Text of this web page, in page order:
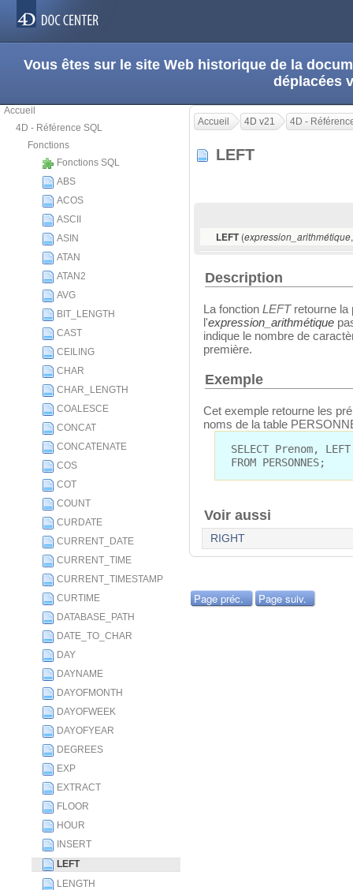
Vous êtes sur le site Web historique de la
déplacées
Accueil
4D - Référence SQL
Fonctions
Fonctions SQL
ABS
ACOS
ASCII
ASIN
ATAN
ATAN2
AVG
BIT_LENGTH
CAST
CEILING
CHAR
CHAR_LENGTH
COALESCE
CONCAT
CONCATENATE
COS
COT
COUNT
CURDATE
CURRENT_DATE
CURRENT_TIME
CURRENT_TIMESTAMP
CURTIME
DATABASE_PATH
DATE_TO_CHAR
DAY
DAYNAME
DAYOFMONTH
DAYOFWEEK
DAYOFYEAR
DEGREES
EXP
EXTRACT
FLOOR
HOUR
INSERT
LEFT
LENGTH
Accueil 4D v21 4D -
LEFT
LEFT (expression_arithmétique
Description
La fonction LEFTretourne la
l'expression_arithmétique
indique le nombre de
première.
Exemple
Cet exemple retourne les
noms de la table
SELECT Prenom,
FROM PERSONNES;
Voir aussi
RIGHT
Page préc. Page suiv.